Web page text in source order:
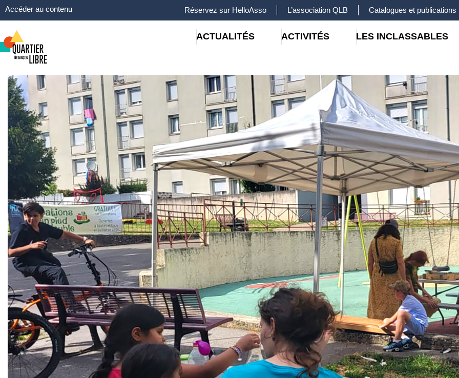
Accéder au contenu Réservez sur HelloAsso L’association QLB Catalogues et publications
ACTUALITÉS ACTIVITÉS LES INCLASSABLES
Panneau de gestion des cookies